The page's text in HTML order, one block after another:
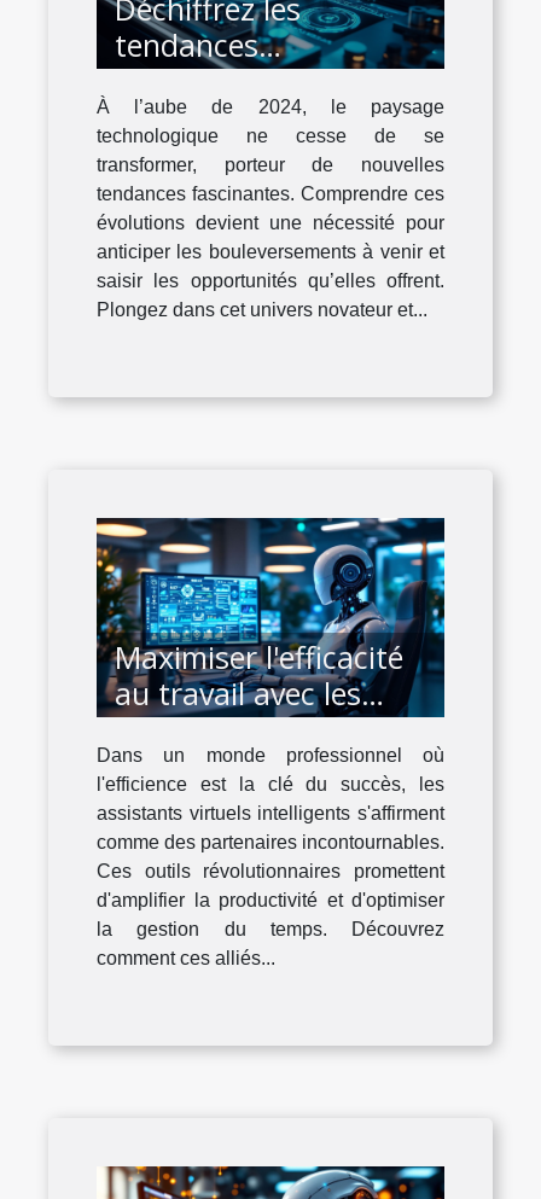
Déchiffrez les
tendances
technologiques
émergentes pour 2024
À l’aube de 2024, le paysage
technologique ne cesse de se
transformer, porteur de nouvelles
tendances fascinantes. Comprendre ces
évolutions devient une nécessité pour
anticiper les bouleversements à venir et
saisir les opportunités qu’elles offrent.
Plongez dans cet univers novateur et...
Maximiser l'efficacité
au travail avec les
assistants virtuels
intelligents
Dans un monde professionnel où
l'efficience est la clé du succès, les
assistants virtuels intelligents s'affirment
comme des partenaires incontournables.
Ces outils révolutionnaires promettent
d'amplifier la productivité et d'optimiser
la gestion du temps. Découvrez
comment ces alliés...